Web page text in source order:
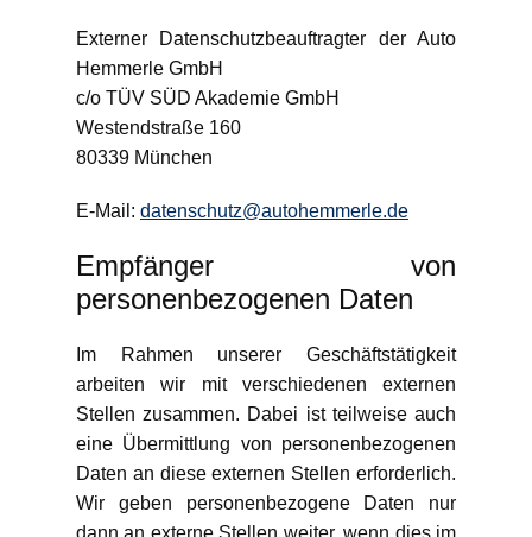
Externer Datenschutzbeauftragter der Auto
Hemmerle GmbH
c/o TÜV SÜD Akademie GmbH
Westendstraße 160
80339 München
E-Mail: datenschutz@autohemmerle.de
Empfänger von
personenbezogenen Daten
Im Rahmen unserer Geschäftstätigkeit
arbeiten wir mit verschiedenen externen
Stellen zusammen. Dabei ist teilweise auch
eine Übermittlung von personenbezogenen
Daten an diese externen Stellen erforderlich.
Wir geben personenbezogene Daten nur
dann an externe Stellen weiter, wenn dies im